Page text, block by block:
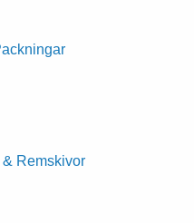
& Remskivor